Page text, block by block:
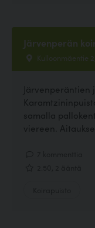
Järvenperän
Kulloonmäentie
samalla
viereen.